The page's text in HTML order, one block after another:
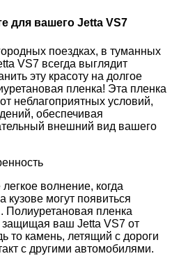
для вашего Jetta VS7
поездках, в туманных
VS7 всегда выглядит
эту красоту на долгое
пленка! Эта пленка
неблагоприятных условий,
обеспечивая
внешний вид вашего
волнение, когда
кузове могут появиться
Полиуретановая пленка
ваш Jetta VS7 от
то камень, летящий с дороги
с другими автомобилями.